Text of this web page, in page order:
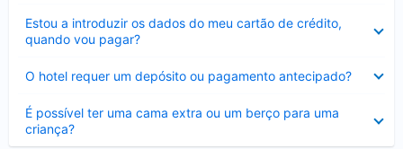
Estou a introduzir os dados do meu cartão de crédito,
quando vou pagar?
fechado
O hotel requer um depósito ou pagamento antecipado?
fechado
É possível ter uma cama extra ou um berço para uma
criança?
Elemento
fechado